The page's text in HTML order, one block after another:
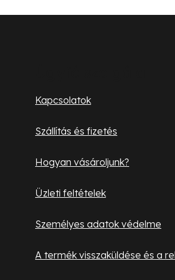
Kapcsolatok
Szállítás és fizetés
Hogyan vásároljunk?
Üzleti feltételek
Személyes adatok védelme
A termék visszaküldése és a